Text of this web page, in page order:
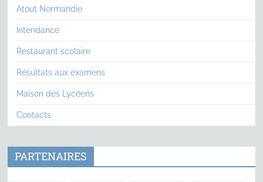
Atout Normandie
Intendance
Restaurant scolaire
Résultats aux examens
Maison des Lycéens
Contacts
PARTENAIRES